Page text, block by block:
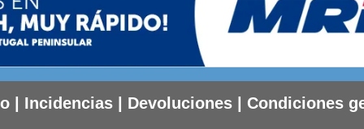
Incidencias Devoluciones Condiciones